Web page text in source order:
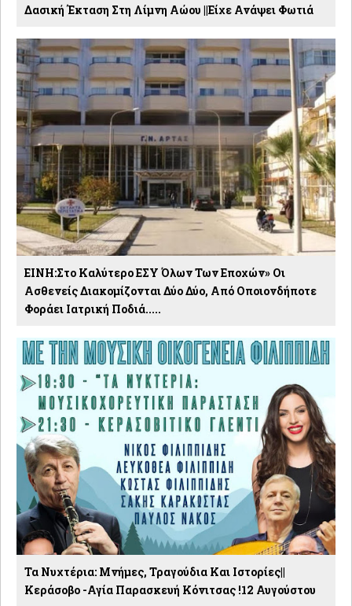
Δασική Έκταση Στη Λίμνη Αώου ||Είχε Ανάψει Φωτιά
ΕΙΝΗ:Στο Καλύτερο ΕΣΥ Όλων Των Εποχών» Οι
Ασθενείς Διακομίζονται Δύο Δύο, Από Οποιονδήποτε
Φοράει Ιατρική Ποδιά.....
Τα Νυχτέρια: Μνήμες, Τραγούδια Και Ιστορίες||
Κεράσοβο -Αγία Παρασκευή Κόνιτσας !12 Αυγούστου